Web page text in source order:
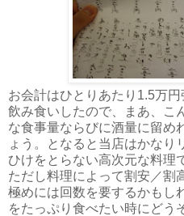
お会計はひとりあたり1.5万
飲み食いしたので、まあ、こ
な食事量ならびに酒量に留め
ょう。となると当店はかなり
ひけをとらない高次元な料理
ただし料理によって割安／割
極めには回数を要するかもし
をたっぷり食べたい時にどう